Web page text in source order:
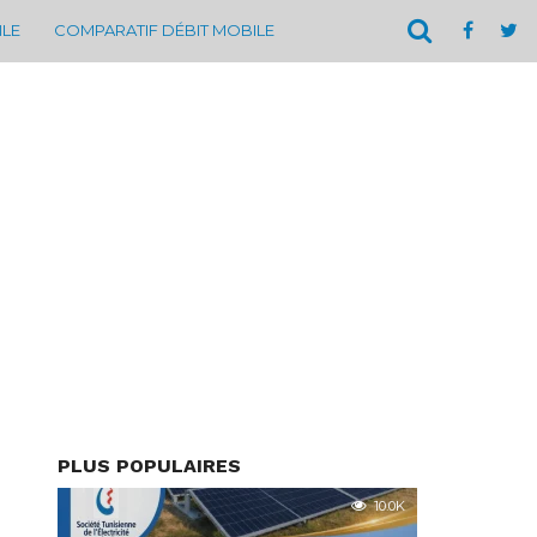
COMPARATIF DÉBIT MOBILE
PLUS POPULAIRES
10.0K